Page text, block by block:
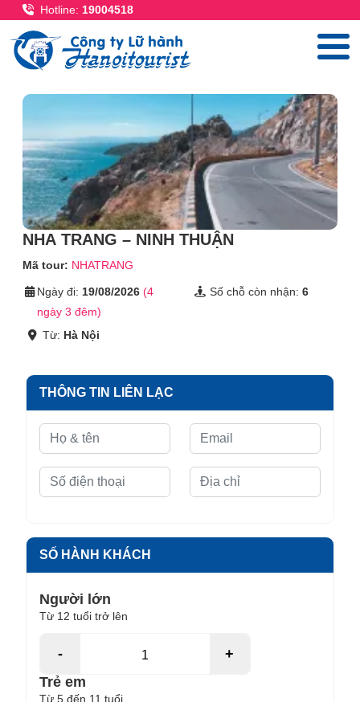
Hotline: 19004518
NHA TRANG – NINH THUẬN
Mã tour: NHATRANG
Ngày đi: 19/08/2026(4
ngày 3 đêm)
Từ: Hà Nội
Số chỗ còn nhận: 6
THÔNG TIN LIÊN LẠC
SỐ HÀNH KHÁCH
Người lớn
Từ 12 tuổi trở lên
-
+
Trẻ em
Từ 5 đến 11 tuổi